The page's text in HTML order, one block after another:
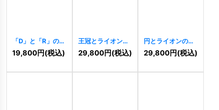
「D」と「R」の文
字を組み合わせた
洗練されたロゴ
19,800円(税込)
王冠とライオンの
高級紋章ロゴ
7521 ]
29,800円(税込)
円とライオンの高
級ロゴ [7509]
29,800円(税込)